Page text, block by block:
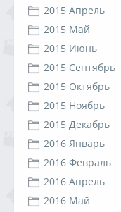
2015 Апрель
2015 Май
2015 Июнь
2015 Сентябрь
2015 Октябрь
2015 Ноябрь
2015 Декабрь
2016 Январь
2016 Февраль
2016 Апрель
2016 Май